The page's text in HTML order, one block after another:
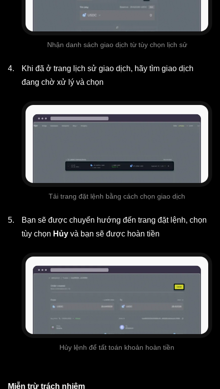
Nhận danh sách giao dịch từ tùy chọn lịch sử
Khi đã ở trang lịch sử giao dịch, hãy tìm giao dịch
đang chờ xử lý và chọn
Tải trang đặt lệnh bằng cách chọn giao dịch
Bạn sẽ được chuyển hướng đến trang đặt lệnh, chọn
tùy chọn Hủy và bạn sẽ được hoàn tiền
Hủy lệnh để tất toán khoản hoàn tiền
Miễn trừ trách nhiệm